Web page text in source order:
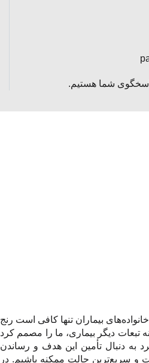
بیماران تنها کافی است رنج
تبعات دیگر بیماری، ما را مصمم کرد
به دنبال تأمین این هدف و رساندن
و سریع‌ترین حالت ممکنه باشیم. در